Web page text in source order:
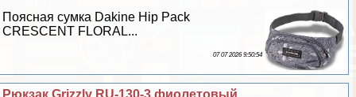
Поясная сумка Dakine Hip Pack
CRESCENT FLORAL...
07 07 2026 9:50:54